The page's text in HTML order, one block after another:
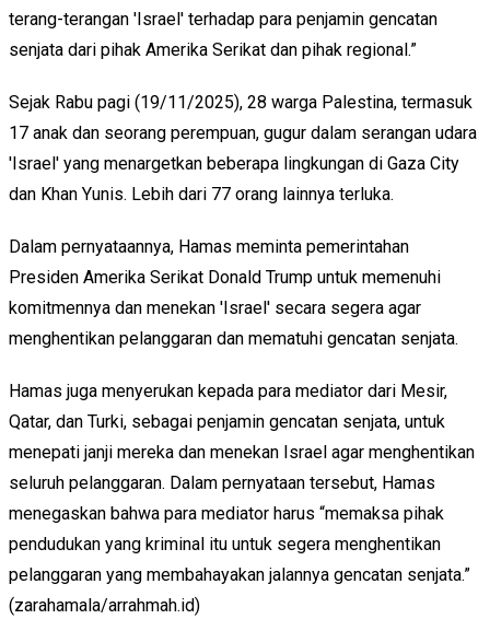
terang-terangan 'Israel' terhadap para penjamin gencatan
senjata dari pihak Amerika Serikat dan pihak regional.”
Sejak Rabu pagi (19/11/2025), 28 warga Palestina, termasuk
17 anak dan seorang perempuan, gugur dalam serangan udara
'Israel' yang menargetkan beberapa lingkungan di Gaza City
dan Khan Yunis. Lebih dari 77 orang lainnya terluka.
Dalam pernyataannya, Hamas meminta pemerintahan
Presiden Amerika Serikat Donald Trump untuk memenuhi
komitmennya dan menekan 'Israel' secara segera agar
menghentikan pelanggaran dan mematuhi gencatan senjata.
Hamas juga menyerukan kepada para mediator dari Mesir,
Qatar, dan Turki, sebagai penjamin gencatan senjata, untuk
menepati janji mereka dan menekan Israel agar menghentikan
seluruh pelanggaran. Dalam pernyataan tersebut, Hamas
menegaskan bahwa para mediator harus “memaksa pihak
pendudukan yang kriminal itu untuk segera menghentikan
pelanggaran yang membahayakan jalannya gencatan senjata.”
(zarahamala/arrahmah.id)